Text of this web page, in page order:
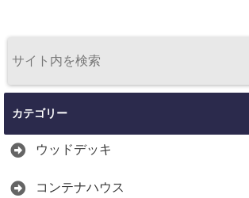
カテゴリー
ウッドデッキ
コンテナハウス